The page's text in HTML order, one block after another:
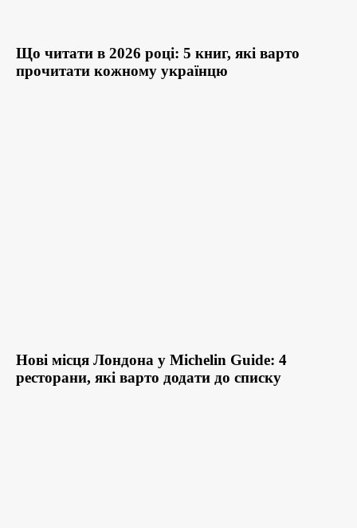
Що читати в 2026 році: 5 книг, які варто
прочитати кожному українцю
Нові місця Лондона у Michelin Guide: 4
ресторани, які варто додати до списку